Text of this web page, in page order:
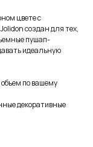
цвете с
создан для тех,
пушап-
идеальную
по вашему
декоративные
6 недель
25%